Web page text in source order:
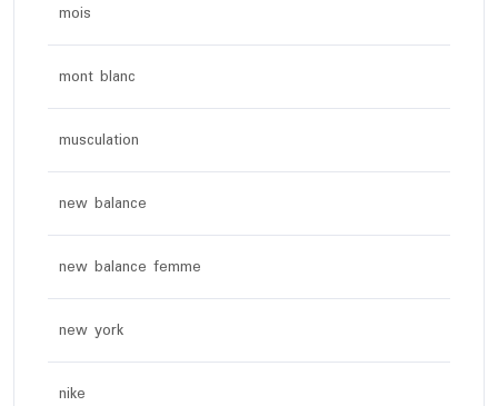
mois
mont blanc
musculation
new balance
new balance femme
new york
nike